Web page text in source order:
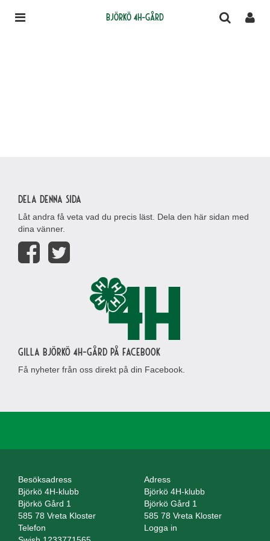
Björkö 4H-gård
Dela denna sida
Låt andra få veta vad du precis läst. Dela den här sidan med
dina vänner.
Gilla Björkö 4H-gård på Facebook
Få nyheter från oss direkt på din Facebook.
Besöksadress
Björkö 4H-klubb
Björkö Gård 1
585 78 Vreta Kloster
Adress
Björkö 4H-klubb
Björkö Gård 1
585 78 Vreta Kloster
Telefon
Logga in